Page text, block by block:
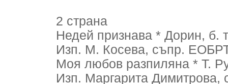
2 страна
Недей признава * Дорин, б.
Изп. М. Косева, съпр.
Моя любов разпиляна * Т.
Изп. Маргарита Димитрова,